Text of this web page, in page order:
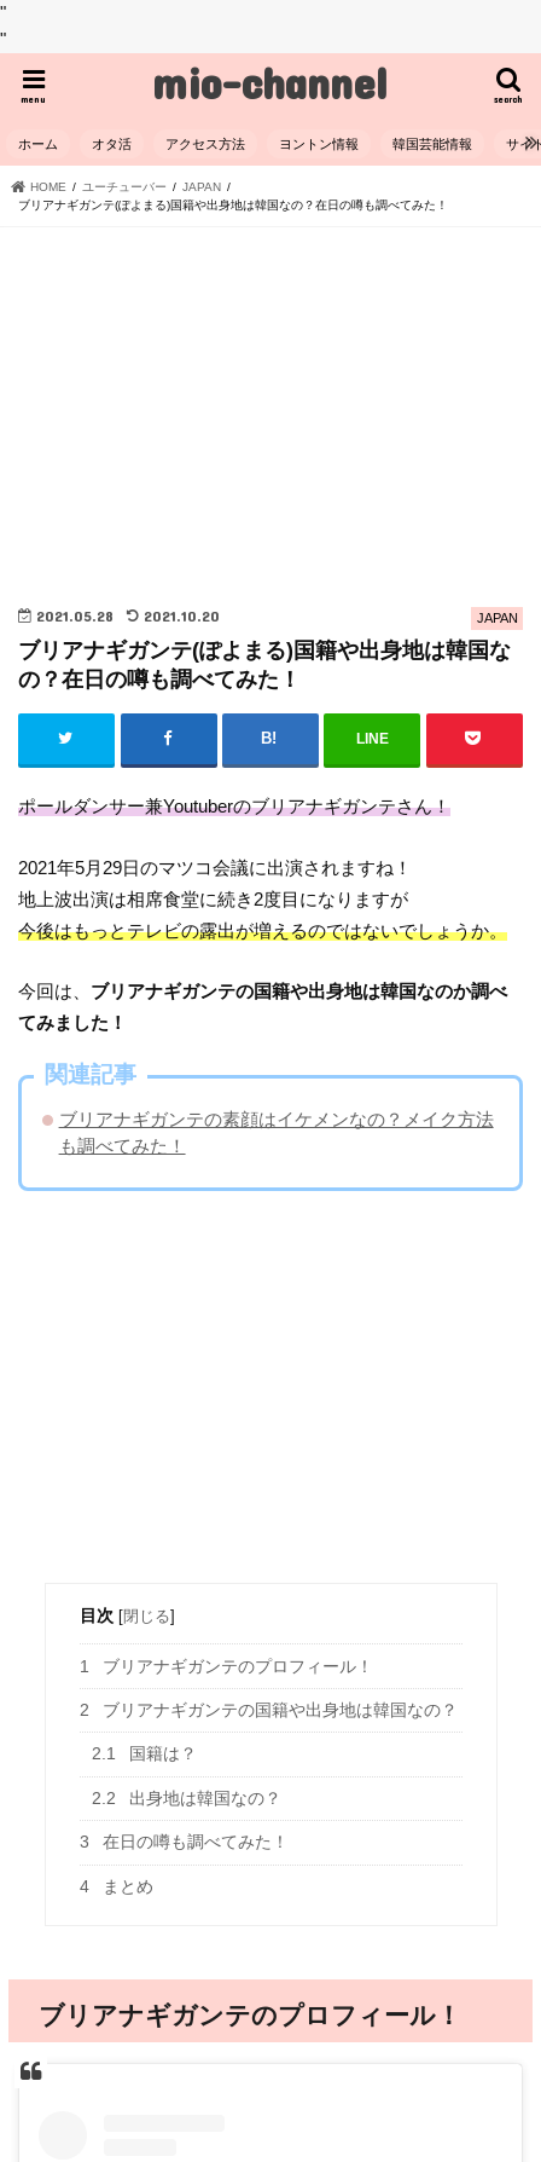
"
"
mio-channel search
menu
ホーム オタ活 アクセス方法 ヨントン情報 韓国芸能情報 サイ
HOME ユーチューバー
JAPAN
ブリアナギガンテ(ぽよまる)国籍や出身地は韓国なの？在日の噂も調べてみた！
JAPAN
2021.05.28 2021.10.20
ブリアナギガンテ(ぽよまる)国籍や出身地は韓国な
の？在日の噂も調べてみた！
LINE
ポールダンサー兼Youtuberのブリアナギガンテさん！
2021年5月29日のマツコ会議に出演されますね！
地上波出演は相席食堂に続き2度目になりますが
今後はもっとテレビの露出が増えるのではないでしょうか。
今回は、 ブリアナギガンテの国籍や出身地は韓国なのか調べ
てみました！
関連記事
ブリアナギガンテの素顔はイケメンなの？メイク方法
も調べてみた！
目次 [閉じる]
1 ブリアナギガンテのプロフィール！
2 ブリアナギガンテの国籍や出身地は韓国なの？
2.1 国籍は？
2.2 出身地は韓国なの？
3 在日の噂も調べてみた！
4 まとめ
ブリアナギガンテのプロフィール！